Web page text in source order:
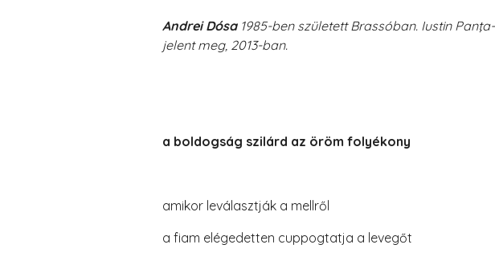
Andrei Dósa1985-ben született Brassóban. Iustin
jelent meg, 2013-ban.
a boldogság szilárd az öröm folyékony
amikor leválasztják a mellről
a fiam elégedetten cuppogtatja a levegőt